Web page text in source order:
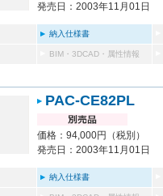
発売日：2003年11月01日
納入仕様書
BIM・3DCAD・属性情報
PAC-CE82PL
価格：94,000円（税別）
発売日：2003年11月01日
納入仕様書